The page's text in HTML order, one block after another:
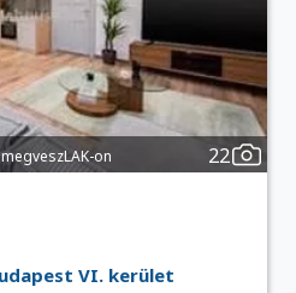
on 22
VI. kerület